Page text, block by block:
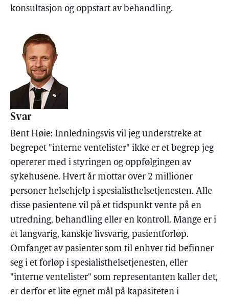
konsultasjon og oppstart av behandling.
Svar
Bent Høie: Innledningsvis vil jeg understreke at
begrepet "interne ventelister" ikke er et begrep jeg
opererer med i styringen og oppfølgingen av
sykehusene. Hvert år mottar over 2 millioner
personer helsehjelp i spesialisthelsetjenesten. Alle
disse pasientene vil på et tidspunkt vente på en
utredning, behandling eller en kontroll. Mange er i
et langvarig, kanskje livsvarig, pasientforløp.
Omfanget av pasienter som til enhver tid befinner
seg i et forløp i spesialisthelsetjenesten, eller
"interne ventelister" som representanten kaller det,
er derfor et lite egnet mål på kapasiteten i